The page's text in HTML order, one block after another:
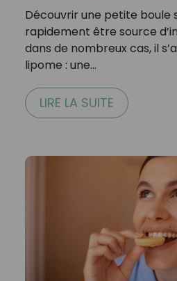
Découvrir une petite boule
rapidement être source
dans de nombreux cas, il
lipome : une…
LIRE LA SUITE